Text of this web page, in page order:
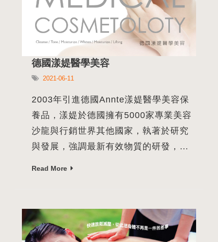
德國漾媞醫學美容
2021-06-11
2003年引進德國Annte漾媞醫學美容保
養品，漾媞於德國擁有5000家專業美容
沙龍與行銷世界其他國家，執著於研究
與發展，強調最新有效物質的研發，以
著優良品質的保養產品。 【 行銷通路
】沒有人比專業的美容師更適合提供保
Read More